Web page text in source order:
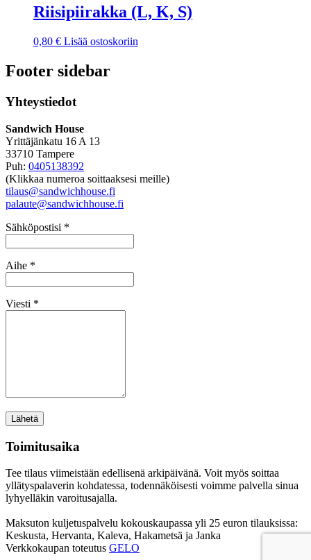
Riisipiirakka (L, K, S)
0,80 € Lisää ostoskoriin
Footer sidebar
Yhteystiedot
Sandwich House
Yrittäjänkatu 16 A 13
33710 Tampere
Puh: 0405138392
(Klikkaa numeroa soittaaksesi meille)
tilaus@sandwichhouse.fi
palaute@sandwichhouse.fi
Sähköpostisi *
Aihe *
Viesti *
Toimitusaika
Tee tilaus viimeistään edellisenä arkipäivänä. Voit myös soittaa
yllätyspalaverin kohdatessa, todennäköisesti voimme palvella sinua
lyhyelläkin varoitusajalla.
Maksuton kuljetuspalvelu kokouskaupassa yli 25 euron tilauksissa:
Keskusta, Hervanta, Kaleva, Hakametsä ja Janka
Verkkokaupan toteutus GELO